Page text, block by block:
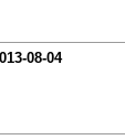
08-04